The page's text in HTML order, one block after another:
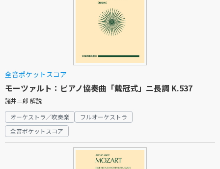
全音ポケットスコア
モーツァルト：ピアノ協奏曲「戴冠式」ニ長調 K.537
諸井三郎 解説
オーケストラ／吹奏楽
フルオーケストラ
全音ポケットスコア